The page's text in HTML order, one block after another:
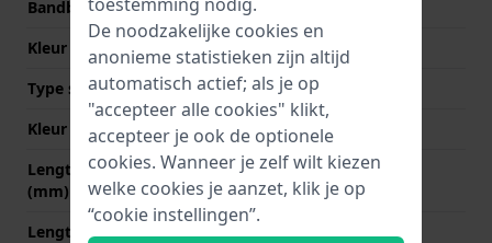
Bandbreedte bij sluiting
20 mm
Kleur Band
Blauw
Type sluiting
Gesp
Kleur sluiting
Zilver
Lengte band op 12 uur
(mm)
80 mm
Lengte band op 6 uur (mm)
De noodzakelijke cookies en
anonieme statistieken zijn altijd
automatisch actief; als je op
"accepteer alle cookies" klikt,
accepteer je ook de optionele
cookies. Wanneer je zelf wilt kiezen
welke cookies je aanzet, klik je op
“cookie instellingen”.